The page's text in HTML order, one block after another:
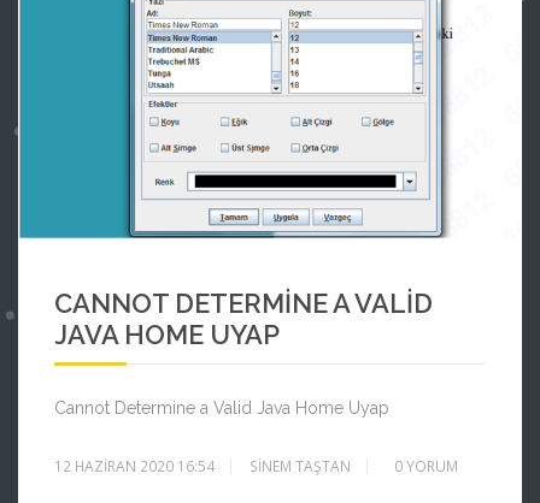
UYAP JAVA HATASI
UYAP JAVA PROBLEMI
CANNOT DETERMINE A VALID
JAVA HOME UYAP
Cannot Determine a Valid Java Home Uyap
12 HAZIRAN 2020 16:54 SINEM TAŞTAN 0YORUM